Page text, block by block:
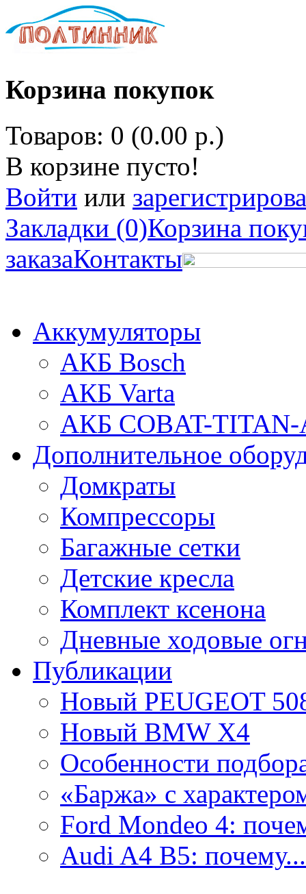
Корзина покупок
Товаров: 0 (0.00 р.)
В корзине пусто!
Войти или
Закладки (0)Корзина
заказаКонтакты
Аккумуляторы
АКБ Bosch
АКБ Varta
АКБ COBAT-
Дополнительное
Домкраты
Компрессоры
Багажные сетки
Детские кресла
Комплект ксенона
Дневные ходовые
Публикации
Новый PEUGEOT
Новый BMW X4
Особенности
«Баржа» с
Ford Mondeo 4:
Audi A4 B5: почему...